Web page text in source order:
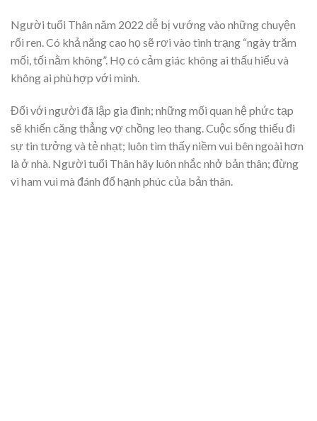
Người tuổi Thân năm 2022 dễ bị vướng vào những chuyện
rối ren. Có khả năng cao họ sẽ rơi vào tình trạng “ngày trăm
mối, tối nằm không”. Họ có cảm giác không ai thấu hiểu và
không ai phù hợp với mình.
Đối với người đã lập gia đình; những mối quan hệ phức tạp
sẽ khiến căng thẳng vợ chồng leo thang. Cuộc sống thiếu đi
sự tin tưởng và tẻ nhạt; luôn tìm thấy niềm vui bên ngoài hơn
là ở nhà. Người tuổi Thân hãy luôn nhắc nhở bản thân; đừng
vì ham vui mà đánh đổ hạnh phúc của bản thân.